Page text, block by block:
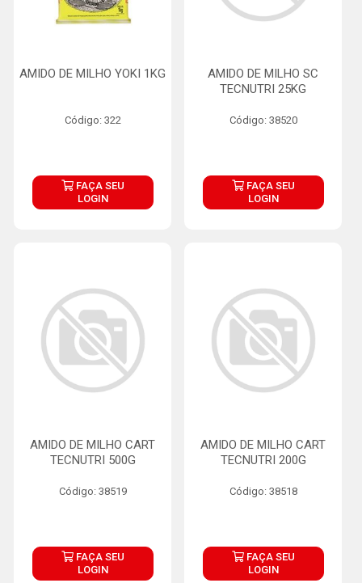
AMIDO DE MILHO YOKI 1KG
Código: 322
FAÇA SEU
LOGIN
AMIDO DE MILHO SC
TECNUTRI 25KG
Código: 38520
FAÇA SEU
LOGIN
AMIDO DE MILHO CART
TECNUTRI 500G
Código: 38519
FAÇA SEU
LOGIN
AMIDO DE MILHO CART
TECNUTRI 200G
Código: 38518
FAÇA SEU
LOGIN